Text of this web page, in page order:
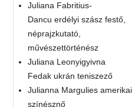
Juliana Fabritius-
Dancu erdélyi szász festő,
néprajzkutató,
művészettörténész
Juliana Leonyigyivna
Fedak ukrán teniszező
Julianna Margulies amerikai
színésznő